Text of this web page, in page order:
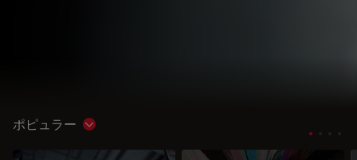
ポピュラー Show subnavigation